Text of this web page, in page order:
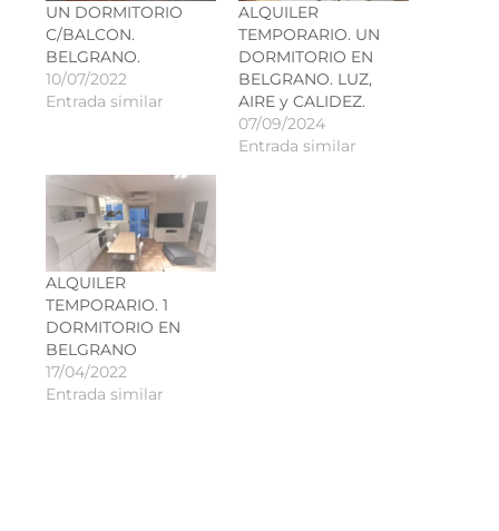
UN DORMITORIO
C/BALCON.
BELGRANO.
10/07/2022
Entrada similar
ALQUILER
TEMPORARIO. UN
DORMITORIO EN
BELGRANO. LUZ,
AIRE y CALIDEZ.
07/09/2024
Entrada similar
ALQUILER
TEMPORARIO. 1
DORMITORIO EN
BELGRANO
17/04/2022
Entrada similar